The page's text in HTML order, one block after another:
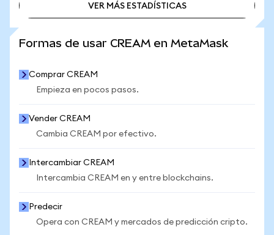
VER MÁS ESTADÍSTICAS
Formas de usar CREAM en MetaMask
Comprar CREAM
Empieza en pocos pasos.
Vender CREAM
Cambia CREAM por efectivo.
Intercambiar CREAM
Intercambia CREAM en y entre blockchains.
Predecir
Opera con CREAM y mercados de predicción cripto.